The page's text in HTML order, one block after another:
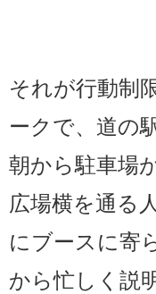
それが行動制
ークで、道の
朝から駐車場
広場横を通る
にブースに寄
から忙しく説